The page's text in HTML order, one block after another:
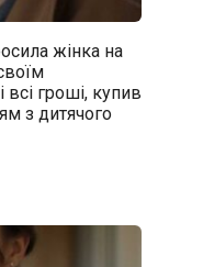
жінка на
гроші, купив
з дитячого